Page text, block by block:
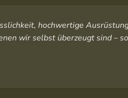
hochwertige
wir selbst überzeugt sind –